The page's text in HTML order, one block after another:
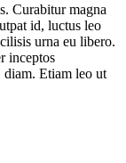
Curabitur magna
id, luctus leo
urna eu libero.
inceptos
diam. Etiam leo ut